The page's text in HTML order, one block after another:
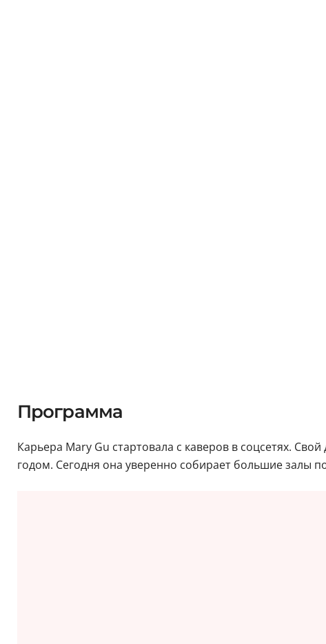
Программа
Карьера Mary Gu стартовала с каверов в соцсетях.
годом. Сегодня она уверенно собирает большие залы